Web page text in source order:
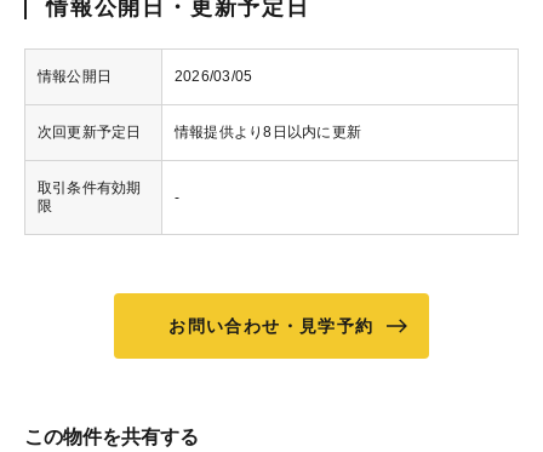
情報公開日・更新予定日
情報公開日 2026/03/05
次回更新予定日 情報提供より8日以内に更新
取引条件有効期
限
-
お問い合わせ・見学予約
この物件を共有する